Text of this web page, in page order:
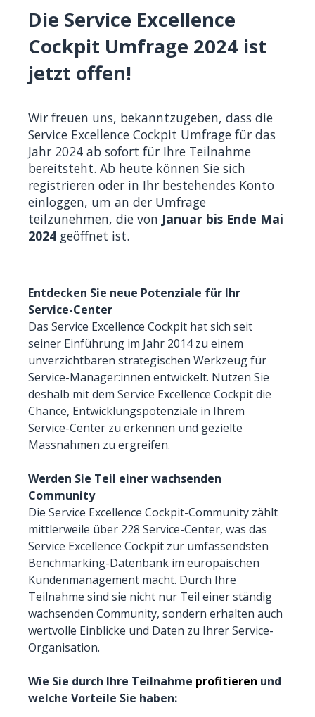
Die Service Excellence
Cockpit Umfrage 2024 ist
jetzt offen!
Wir freuen uns, bekanntzugeben, dass die
Service Excellence Cockpit Umfrage für das
Jahr 2024 ab sofort für Ihre Teilnahme
bereitsteht. Ab heute können Sie sich
registrieren oder in Ihr bestehendes Konto
einloggen, um an der Umfrage
teilzunehmen, die von Januar bis Ende Mai
2024 geöffnet ist.
Entdecken Sie neue Potenziale für Ihr
Service-Center
Das Service Excellence Cockpit hat sich seit
seiner Einführung im Jahr 2014 zu einem
unverzichtbaren strategischen Werkzeug für
Service-Manager:innen entwickelt. Nutzen Sie
deshalb mit dem Service Excellence Cockpit die
Chance, Entwicklungspotenziale in Ihrem
Service-Center zu erkennen und gezielte
Massnahmen zu ergreifen.
Werden Sie Teil einer wachsenden
Community
Die Service Excellence Cockpit-Community zählt
mittlerweile über 228 Service-Center, was das
Service Excellence Cockpit zur umfassendsten
Benchmarking-Datenbank im europäischen
Kundenmanagement macht. Durch Ihre
Teilnahme sind sie nicht nur Teil einer ständig
wachsenden Community, sondern erhalten auch
wertvolle Einblicke und Daten zu Ihrer Service-
Organisation.
Wie Sie durch Ihre Teilnahme profitieren und
welche Vorteile Sie haben: